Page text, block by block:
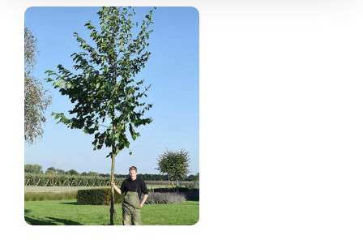
Numéro de téléphone*
E-mail:*
Valider
Numéro de téléphone*
E-mail:*
Valider